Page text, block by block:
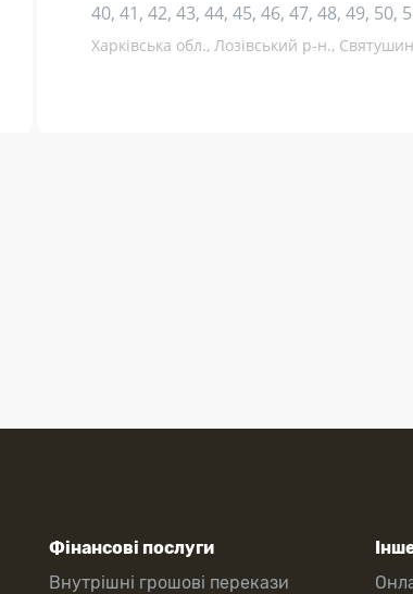
40, 41, 42, 43, 44, 45, 46, 47, 48, 49, 50,
Харківська обл., Лозівський р-н.,
Фінансові послуги
Внутрішні грошові перекази